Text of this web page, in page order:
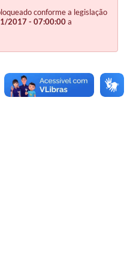
conforme a legislação
2017 - 07:00:00a